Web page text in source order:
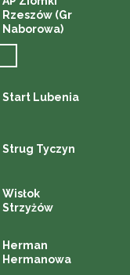
Rzeszów (Gr
Naborowa)
Start Lubenia
Strug Tyczyn
Wisłok
Strzyżów
Herman
Hermanowa